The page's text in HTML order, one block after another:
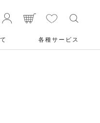
各種サービス